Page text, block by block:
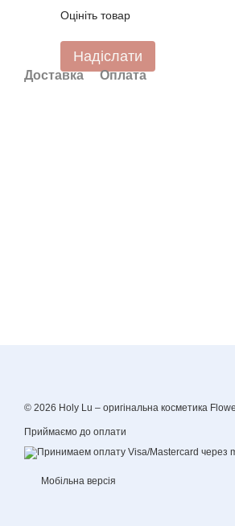
Оцініть товар
Надіслати
Доставка Оплата
© 2026 Holy Lu – оригінальна косметика
Приймаємо до оплати
Мобільна версія